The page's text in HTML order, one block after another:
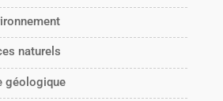
naturels
géologique